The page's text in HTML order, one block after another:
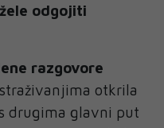
odgojiti
razgovore
otkrila
drugima glavni put